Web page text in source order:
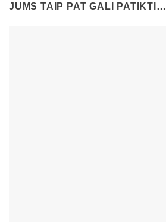
JUMS TAIP PAT GALI PATIKTI…